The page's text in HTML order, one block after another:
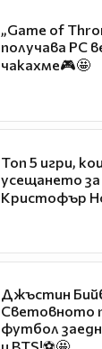
„Game of
получава PC
чакахме🎮🤩
Топ 5 игри,
усещането за
Кристофър
Джъстин
Световното
футбол